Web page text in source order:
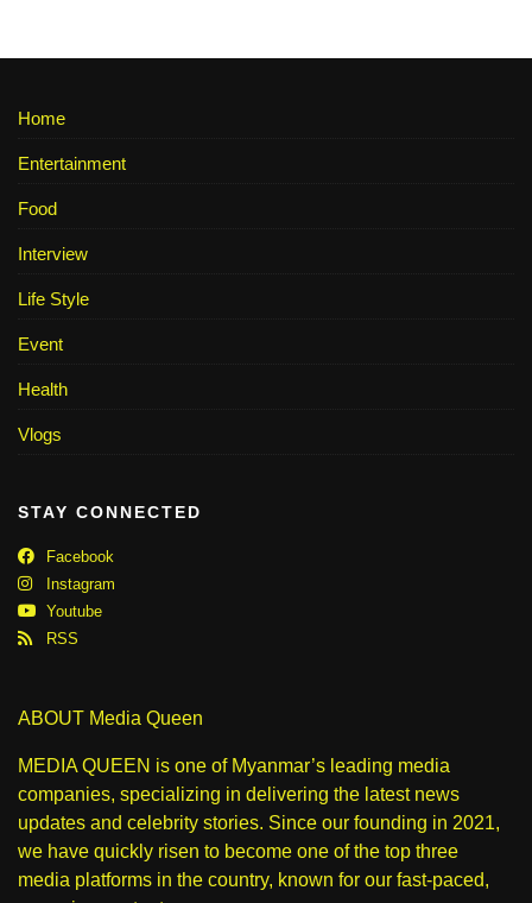
Home
Entertainment
Food
Interview
Life Style
Event
Health
Vlogs
STAY CONNECTED
Facebook
Instagram
Youtube
RSS
ABOUT Media Queen
MEDIA QUEEN is one of Myanmar’s leading media
companies, specializing in delivering the latest news
updates and celebrity stories. Since our founding in 2021,
we have quickly risen to become one of the top three
media platforms in the country, known for our fast-paced,